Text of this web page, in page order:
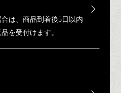
は、商品到着後5日以内
を受付けます。